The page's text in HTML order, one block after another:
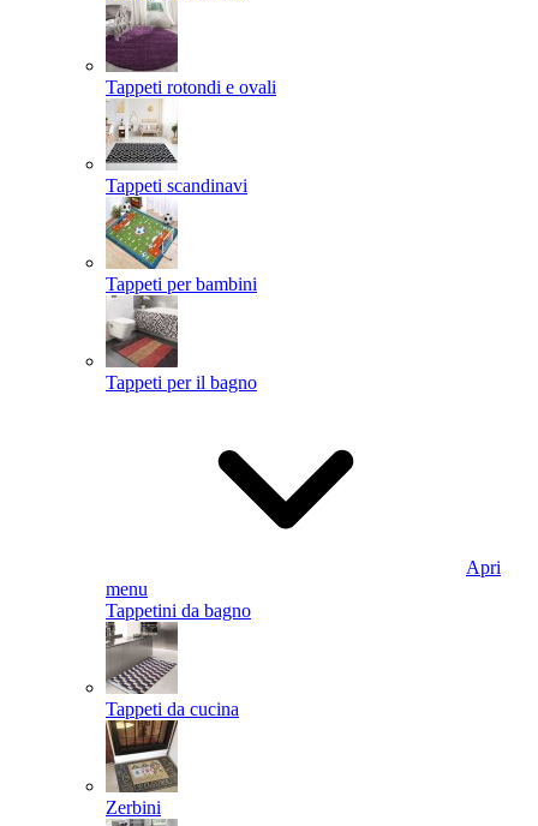
Tappeti rotondi e ovali
Tappeti scandinavi
Tappeti per bambini
Tappeti per il bagno
Apri
menu
Tappetini da bagno
Tappeti da cucina
Zerbini